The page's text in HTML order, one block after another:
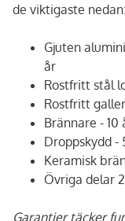
de viktigaste nedan:
Gjuten
år
Rostfritt stål
Rostfritt
Brännare - 10
Droppskydd -
Keramisk
Övriga delar
Garantier täcker